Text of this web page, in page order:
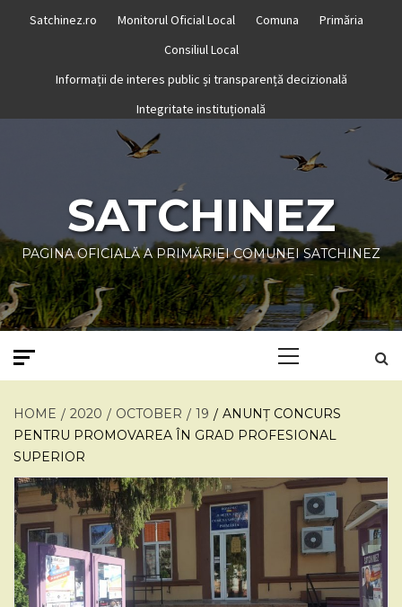
Satchinez.ro Monitorul Oficial Local Comuna
Primăria
Consiliul Local
Informații de interes public și transparență decizională
Integritate instituțională
SATCHINEZ
PAGINA OFICIALĂ A PRIMĂRIEI COMUNEI SATCHINEZ
HOME 2020 OCTOBER 19
ANUNȚ CONCURS
PENTRU PROMOVAREA ÎN GRAD PROFESIONAL
SUPERIOR